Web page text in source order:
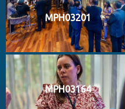
MPH03201
MPH03164